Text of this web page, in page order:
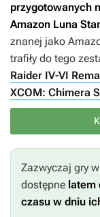
przygotowanych
Amazon Luna
znanej jako
trafiły do tego
Raider IV-VI
XCOM: Chimera
Zazwyczaj gry
dostępne latem
czasu w dniu